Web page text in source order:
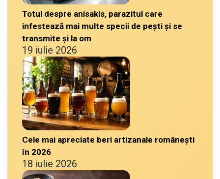
Totul despre anisakis, parazitul care
infestează mai multe specii de pești și se
transmite și la om
19 iulie 2026
Cele mai apreciate beri artizanale românești
în 2026
18 iulie 2026